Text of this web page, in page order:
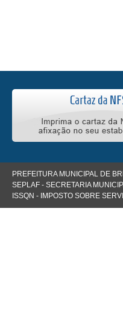
PREFEITURA MUNICIPAL DE
SEPLAF - SECRETARIA
ISSQN - IMPOSTO SOBRE